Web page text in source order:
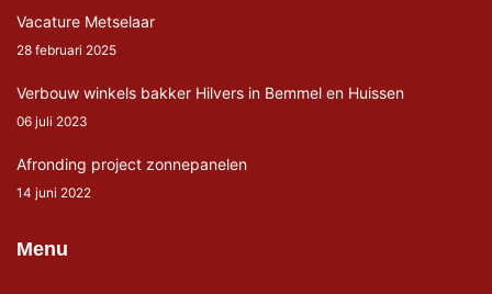
Vacature Metselaar
28 februari 2025
Verbouw winkels bakker Hilvers in Bemmel en Huissen
06 juli 2023
Afronding project zonnepanelen
14 juni 2022
Menu